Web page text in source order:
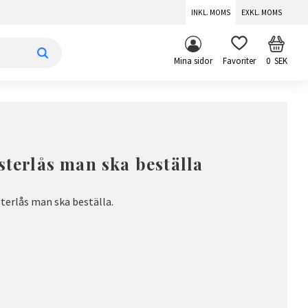
INKL. MOMS EXKL. MOMS
Mina sidor FAVORITER 0SEK
man ska beställa
man ska beställa.